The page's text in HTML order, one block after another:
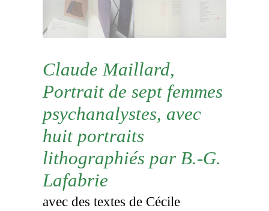
Claude Maillard,
Portrait de sept femmes
psychanalystes, avec
huit portraits
lithographiés par B.-G.
Lafabrie
avec des textes de Cécile